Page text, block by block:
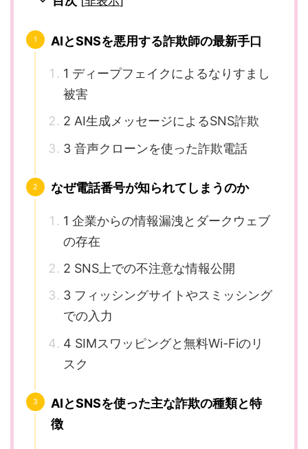
AIとSNSを悪用する詐欺師の最新手口
1 ディープフェイクによるなりすまし
被害
2 AI生成メッセージによるSNS詐欺
3 音声クローンを使った詐欺電話
なぜ電話番号が知られてしまうのか
1 企業からの情報漏洩とダークウェブ
の存在
2 SNS上での不注意な情報公開
3 フィッシングサイトやスミッシング
での入力
4 SIMスワッピングと無料Wi-Fiのリ
スク
AIとSNSを使った主な詐欺の種類と特
徴